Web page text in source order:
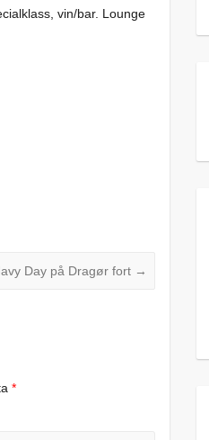
vin/bar. Lounge
Day på Dragør fort →
*